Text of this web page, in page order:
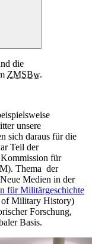
die
ZMSBw.
unsere
sich daraus für die
Teil der
Kommission für
Thema der
Medien in der
für Militärgeschichte
of Military History)
Forschung,
Basis.